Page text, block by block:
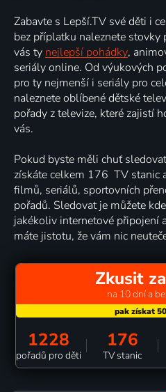
Zabavte s Lepší.TV své děti i
bez příplatku naleznete stovky
vás ty nejlepší pohádky,
seriály online. Od výukových
pro ty nejmenší i seriály pro
naleznete oblíbené dětské
pořady z televize, které zajistí
vás.
Pokud byste měli chuť
získáte celkem 176 TV stanic
filmů, seriálů, sportovních
pořadů. Sledovat je můžete
jakékoliv internetové připojení
máte jistotu, že vám nic
Zkusit
na 10 dní a
1228
pořadů pro děti
176
TV stanic